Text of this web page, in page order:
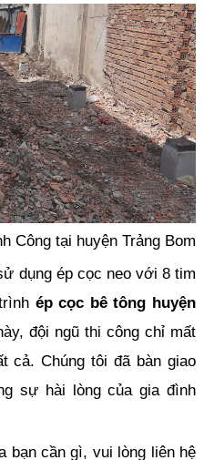
Công tại huyện Trảng Bom
dụng ép cọc neo với 8 tim
ép cọc bê tông huyện
đội ngũ thi công chỉ mất
cả. Chúng tôi đã bàn giao
sự hài lòng của gia đình
bạn cần gì, vui lòng liên hệ